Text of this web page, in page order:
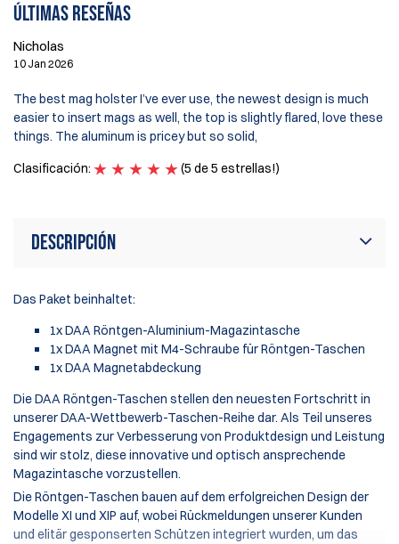
Últimas reseñas
Nicholas
10 Jan 2026
The best mag holster I’ve ever use, the newest design is much
easier to insert mags as well, the top is slightly flared, love these
things. The aluminum is pricey but so solid,
Clasificación:
(5 de 5 estrellas!)
Descripción
Das Paket beinhaltet:
1x DAA Röntgen-Aluminium-Magazintasche
1x DAA Magnet mit M4-Schraube für Röntgen-Taschen
1x DAA Magnetabdeckung
Die DAA Röntgen-Taschen stellen den neuesten Fortschritt in
unserer DAA-Wettbewerb-Taschen-Reihe dar. Als Teil unseres
Engagements zur Verbesserung von Produktdesign und Leistung
sind wir stolz, diese innovative und optisch ansprechende
Magazintasche vorzustellen.
Die Röntgen-Taschen bauen auf dem erfolgreichen Design der
Modelle XI und XIP auf, wobei Rückmeldungen unserer Kunden
und elitär gesponserten Schützen integriert wurden, um das